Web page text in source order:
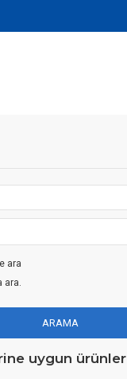
ara
ara.
ARAMA
uygun ürünler